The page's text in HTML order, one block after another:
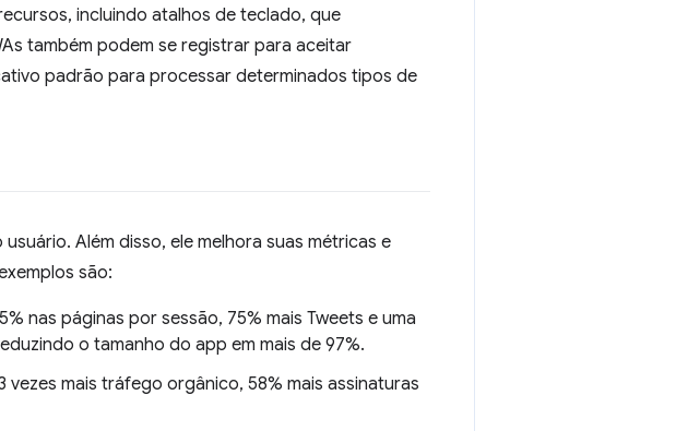
incluindo atalhos de teclado, que
também podem se registrar para aceitar
padrão para processar determinados tipos de
Além disso, ele melhora suas métricas e
são:
nas páginas por sessão, 75% mais Tweets e uma
o tamanho do app em mais de 97%.
vezes mais tráfego orgânico, 58% mais assinaturas